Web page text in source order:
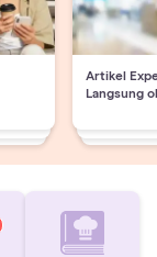
Artikel
Langsung